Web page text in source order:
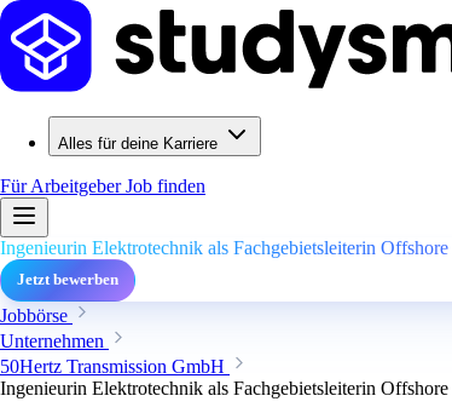
Alles für deine Karriere
Für ArbeitgeberJob finden
Ingenieurin Elektrotechnik als Fachgebietsleiterin
Jetzt bewerben
Jobbörse
Unternehmen
50Hertz Transmission GmbH
Ingenieurin Elektrotechnik als Fachgebietsleiterin